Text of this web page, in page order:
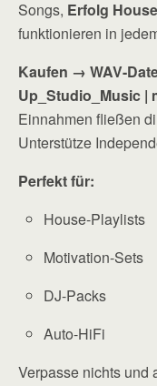
Songs, Erfolg House
funktionieren in
Kaufen → WAV-
Up_Studio_Music |
Einnahmen fließen
Unterstütze
Perfekt für:
House-Playlists
Motivation-Sets
DJ-Packs
Auto-HiFi
Verpasse nichts und